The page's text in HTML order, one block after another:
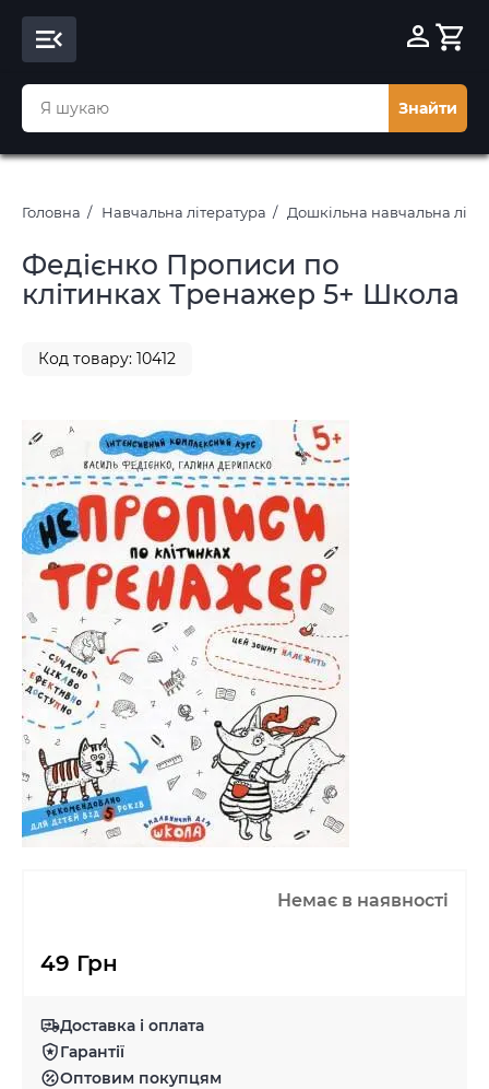
Знайти
Головна Навчальна література Дошкільна навчальна
Федієнко Прописи по
клітинках Тренажер 5+ Школа
Код товару: 10412
Немає в наявності
49 Грн
Доставка і оплата
Гарантії
Оптовим покупцям